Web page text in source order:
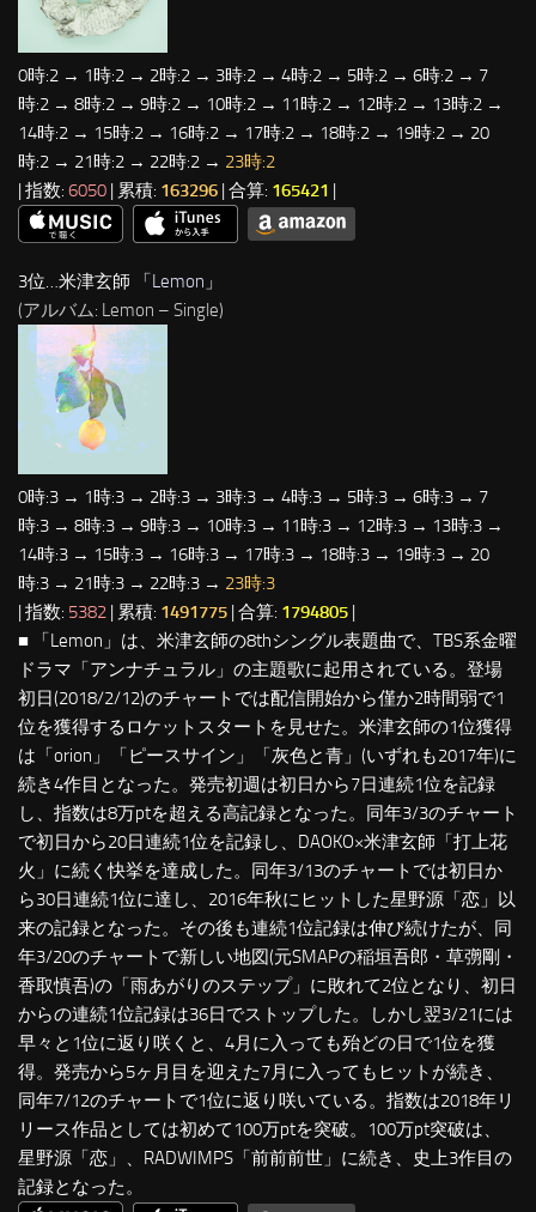
0時:2 → 1時:2 → 2時:2 → 3時:2 → 4時:2 → 5時:2 → 6時:2 → 7
時:2 → 8時:2 → 9時:2 → 10時:2 → 11時:2 → 12時:2 → 13時:2 →
14時:2 → 15時:2 → 16時:2 → 17時:2 → 18時:2 → 19時:2 → 20
時:2 → 21時:2 → 22時:2 → 23時:2
| 指数: 6050 | 累積: 163296 | 合算: 165421 |
3位…米津玄師 「 Lemon 」
(アルバム: Lemon – Single)
0時:3 → 1時:3 → 2時:3 → 3時:3 → 4時:3 → 5時:3 → 6時:3 → 7
時:3 → 8時:3 → 9時:3 → 10時:3 → 11時:3 → 12時:3 → 13時:3 →
14時:3 → 15時:3 → 16時:3 → 17時:3 → 18時:3 → 19時:3 → 20
時:3 → 21時:3 → 22時:3 → 23時:3
| 指数: 5382 | 累積: 1491775 | 合算: 1794805
■ 「Lemon」は、米津玄師の8thシングル表題曲で、TBS系金曜
ドラマ「アンナチュラル」の主題歌に起用されている。登場
初日(2018/2/12)のチャートでは配信開始から僅か2時間弱で1
位を獲得するロケットスタートを見せた。米津玄師の1位獲得
は「orion」「ピースサイン」「灰色と青」(いずれも2017年)に
続き4作目となった。発売初週は初日から7日連続1位を記録
し、指数は8万ptを超える高記録となった。同年3/3のチャート
で初日から20日連続1位を記録し、DAOKO×米津玄師「打上花
火」に続く快挙を達成した。同年3/13のチャートでは初日か
ら30日連続1位に達し、2016年秋にヒットした星野源「恋」以
来の記録となった。その後も連続1位記録は伸び続けたが、同
年3/20のチャートで新しい地図(元SMAPの稲垣吾郎・草彅剛・
香取慎吾)の「雨あがりのステップ」に敗れて2位となり、初日
からの連続1位記録は36日でストップした。しかし翌3/21には
早々と1位に返り咲くと、4月に入っても殆どの日で1位を獲
得。発売から5ヶ月目を迎えた7月に入ってもヒットが続き、
同年7/12のチャートで1位に返り咲いている。指数は2018年リ
リース作品としては初めて100万ptを突破。100万pt突破は、
星野源「恋」、RADWIMPS「前前前世」に続き、史上3作目の
記録となった。